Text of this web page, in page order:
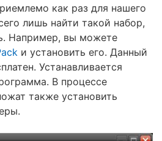
как раз для нашего
лишь найти такой набор,
Например, вы можете
и установить его. Данный
Устанавливается
В процессе
также установить